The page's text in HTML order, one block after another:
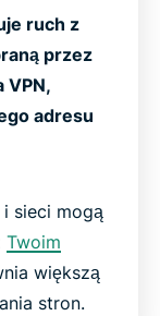
ruch z
przez
VPN,
adresu
sieci mogą
Twoim
większą
stron.